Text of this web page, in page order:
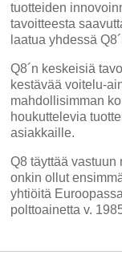
tuotteiden
tavoitteesta
laatua yhdessä
Q8´n keskeisiä
kestävää voitelu-
mahdollisimman
houkuttelevia
asiakkaille.
Q8 täyttää
onkin ollut
yhtiöitä
polttoainetta v.